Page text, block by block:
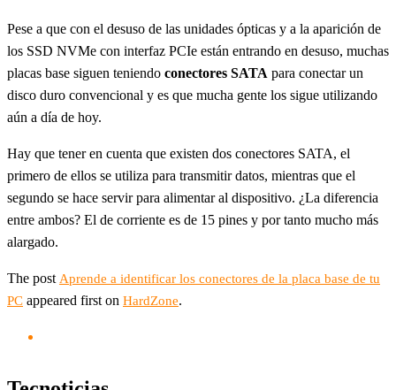
Pese a que con el desuso de las unidades ópticas y a la aparición de
los SSD NVMe con interfaz PCIe están entrando en desuso, muchas
placas base siguen teniendo conectores SATA para conectar un
disco duro convencional y es que mucha gente los sigue utilizando
aún a día de hoy.
Hay que tener en cuenta que existen dos conectores SATA, el
primero de ellos se utiliza para transmitir datos, mientras que el
segundo se hace servir para alimentar al dispositivo. ¿La diferencia
entre ambos? El de corriente es de 15 pines y por tanto mucho más
alargado.
The post Aprende a identificar los conectores de la placa base de tu
PC appeared first on HardZone.